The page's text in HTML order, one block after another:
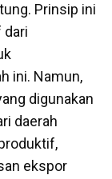
Prinsip ini
dari
ini. Namun,
digunakan
daerah
ekspor